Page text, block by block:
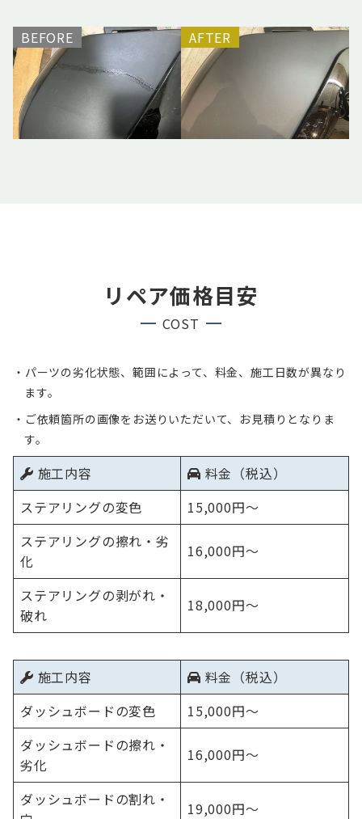
BEFORE AFTER
リペア価格目安
COST
・パーツの劣化状態、範囲によって、料金、施工日数が異なり
ます。
・ご依頼箇所の画像をお送りいただいて、お見積りとなりま
す。
施工内容
料金（税込）
ステアリングの変色
15,000円～
ステアリングの擦れ・劣
化
16,000円～
ステアリングの剥がれ・
破れ
18,000円～
施工内容
料金（税込）
ダッシュボードの変色
15,000円～
ダッシュボードの擦れ・
劣化
16,000円～
ダッシュボードの割れ・
19,000円～